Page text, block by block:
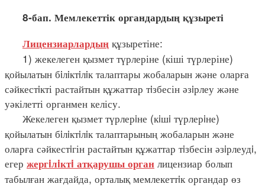
8-бап. Мемлекеттік органдардың құзыреті
Лицензиарлардың құзыретіне:
1) жекелеген қызмет түрлеріне (кіші түрлеріне)
қойылатын бiлiктiлiк талаптары жобаларын және оларға
сәйкестiкті растайтын құжаттар тiзбесін әзiрлеу және
уәкілетті органмен келісу.
Жекелеген қызмет түрлерiне (кiшi түрлерiне)
қойылатын бiлiктiлiк талаптарының жобаларын және
оларға сәйкестiгін растайтын құжаттар тiзбесін әзiрлеудi,
егер жергiлiктi атқарушы орган лицензиар болып
табылған жағдайда, орталық мемлекеттiк органдар өз